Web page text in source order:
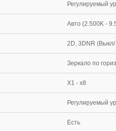
Регулируемый
Авто (2.500K -
2D, 3DNR
Зеркало по
Х1 - х8
Регулируемый
Есть